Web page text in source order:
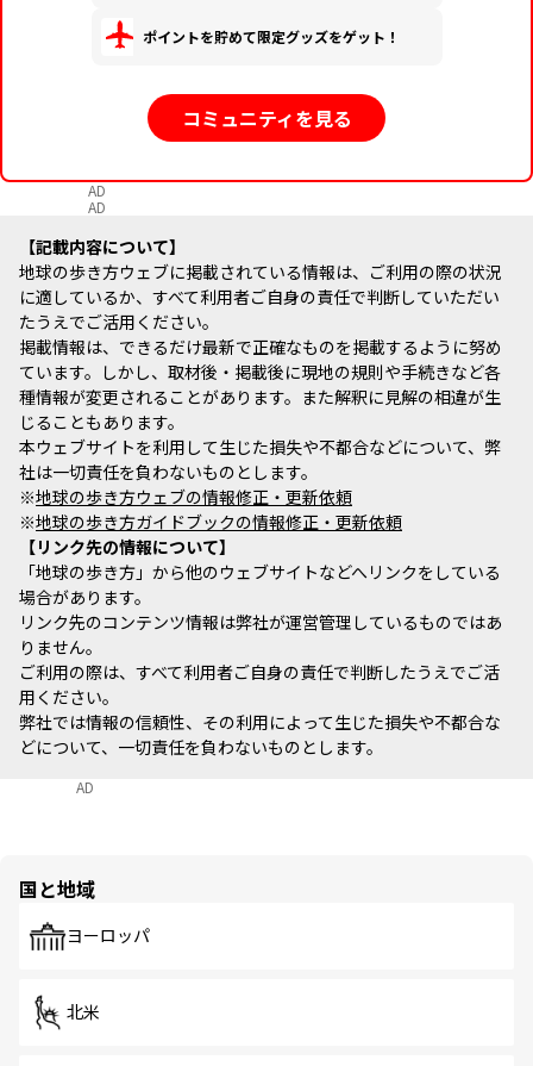
ポイントを貯めて限定グッズをゲット！
コミュニティを見る
AD
AD
記載内容について
地球の歩き方ウェブに掲載されている情報は、ご利用の際の状況
に適しているか、すべて利用者ご自身の責任で判断していただい
たうえでご活用ください。
掲載情報は、できるだけ最新で正確なものを掲載するように努め
ています。しかし、取材後・掲載後に現地の規則や手続きなど各
種情報が変更されることがあります。また解釈に見解の相違が生
じることもあります。
本ウェブサイトを利用して生じた損失や不都合などについて、弊
社は一切責任を負わないものとします。
※地球の歩き方ウェブの情報修正・更新依頼
※地球の歩き方ガイドブックの情報修正・更新依頼
リンク先の情報について
「地球の歩き方」から他のウェブサイトなどへリンクをしている
場合があります。
リンク先のコンテンツ情報は弊社が運営管理しているものではあ
りません。
ご利用の際は、すべて利用者ご自身の責任で判断したうえでご活
用ください。
弊社では情報の信頼性、その利用によって生じた損失や不都合な
どについて、一切責任を負わないものとします。
AD
国と地域
ヨーロッパ
北米